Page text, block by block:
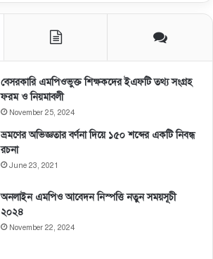
বেসরকারি এমপিওভুক্ত শিক্ষকদের ইএফটি তথ্য সংগ্রহ
ফরম ও নিয়মাবলী
November 25, 2024
ভ্রমণের অভিজ্ঞতার বর্ণনা দিয়ে ১৫০ শব্দের একটি নিবন্ধ
রচনা
June 23, 2021
অনলাইন এমপিও আবেদন নিস্পত্তি নতুন সময়সূচী
২০২৪
November 22, 2024